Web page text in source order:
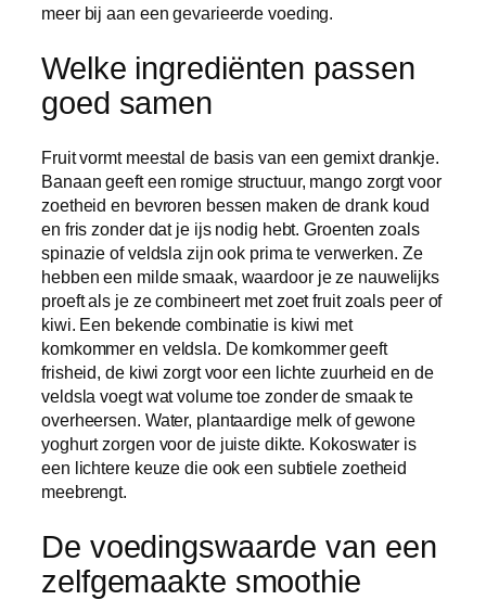
meer bij aan een gevarieerde voeding.
Welke ingrediënten passen
goed samen
Fruit vormt meestal de basis van een gemixt drankje.
Banaan geeft een romige structuur, mango zorgt voor
zoetheid en bevroren bessen maken de drank koud
en fris zonder dat je ijs nodig hebt. Groenten zoals
spinazie of veldsla zijn ook prima te verwerken. Ze
hebben een milde smaak, waardoor je ze nauwelijks
proeft als je ze combineert met zoet fruit zoals peer of
kiwi. Een bekende combinatie is kiwi met
komkommer en veldsla. De komkommer geeft
frisheid, de kiwi zorgt voor een lichte zuurheid en de
veldsla voegt wat volume toe zonder de smaak te
overheersen. Water, plantaardige melk of gewone
yoghurt zorgen voor de juiste dikte. Kokoswater is
een lichtere keuze die ook een subtiele zoetheid
meebrengt.
De voedingswaarde van een
zelfgemaakte smoothie